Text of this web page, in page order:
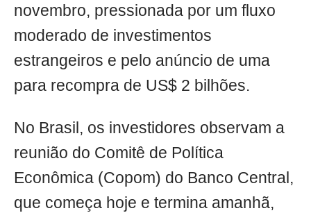
novembro, pressionada por um fluxo
moderado de investimentos
estrangeiros e pelo anúncio de uma
para recompra de US$ 2 bilhões.
No Brasil, os investidores observam a
reunião do Comitê de Política
Econômica (Copom) do Banco Central,
que começa hoje e termina amanhã,